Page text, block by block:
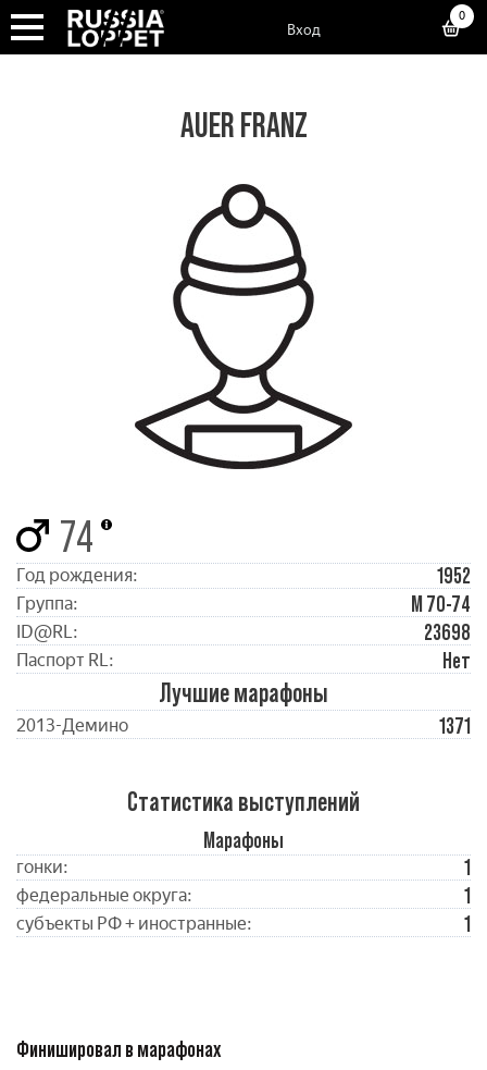
Вход
0
AUER FRANZ
74
Год рождения: 1952
Группа: М 70-74
ID@RL: 23698
Паспорт RL: Нет
Лучшие марафоны
2013-Демино 1371
Статистика выступлений
Марафоны
гонки: 1
федеральные округа: 1
субъекты РФ + иностранные: 1
Финишировал в марафонах